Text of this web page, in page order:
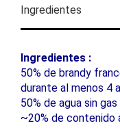
Ingredientes
Ingredientes :
50% de brandy
durante al menos 4
50% de agua sin
~20% de contenido